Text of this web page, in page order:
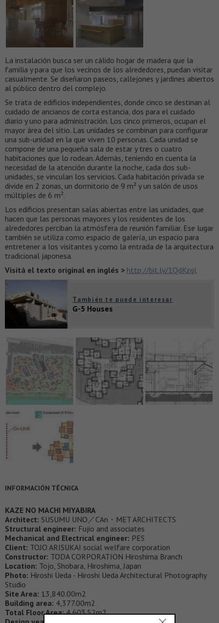
La instalación busca ser un cálido hogar de madera que la
familia y para que los vecinos de los alrededores, puedan visitar
casualmente. Se diseñaron paseos, callejones y jardines abiertos
al público dentro del complejo.
Se trata de edificios independientes, donde cinco se destinan al
cuidado de ancianos de corta estancia, dos para el cuidado
diario y uno para administración. Los cinco primeros, ocupan el
mayor área del sitio. Las unidades se combinan para configurar
una sub-unidad en la que viven 10 personas. Cada unidad se
compone de una pequeña sala de estar y tres o cuatro
habitaciones que lo rodean. Además, teniendo en cuenta la
necesidad de la atención durante la noche, cada dos sub-
unidades, se vinculan los servicios. Cada habitación privada se
divide en 2 zonas, un dormitorio de 9 m² y un salón de usos
múltiples de 6 m².
Los edificios presentan salas abiertas entre las unidades, que
hacen que las personas mayores y los residentes de los
alrededores perciban la atmósfera de reunión familiar. Ese lugar
también se utiliza como espacio de galería, un espacio para
entretener a los visitantes y como la entrada de la arquitectura
tradicional japonesa.​
Visitá el texto original en inglés > http://bit.ly/1QdKzgl
También te puede interesar
G-5 Houses
INFORMACIÓN TÉCNICA
KAZE NO MACHI MIYABIRA
Architect: SUSUMU UNO／CAn・MET ARCHITECTS
Structural engineer: Fujio and associates
Mechanical and Electrical engineer: PES
Client: TOJO ARISUKAI social welfare corporation
Constructor: TODA CORPORATION Hiroshima Branch
Location: Tojo, Shobara, Hiroshima, Japan
Photo: Hiroshi Ueda - Hiroshi Ueda Architectural Photography
Studio
Site Area: 13,840.00m2
Building area: 4,377.00m2
Total Floor Area:4,603.52m2